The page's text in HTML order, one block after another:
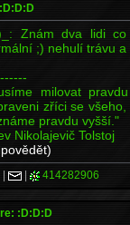
Znám dva lidi
;) nehulí trávu
milovat
zříci se
pravdu vyšší."
Nikolajevič Tolstoj
| | 414282906
re: :D:D:D